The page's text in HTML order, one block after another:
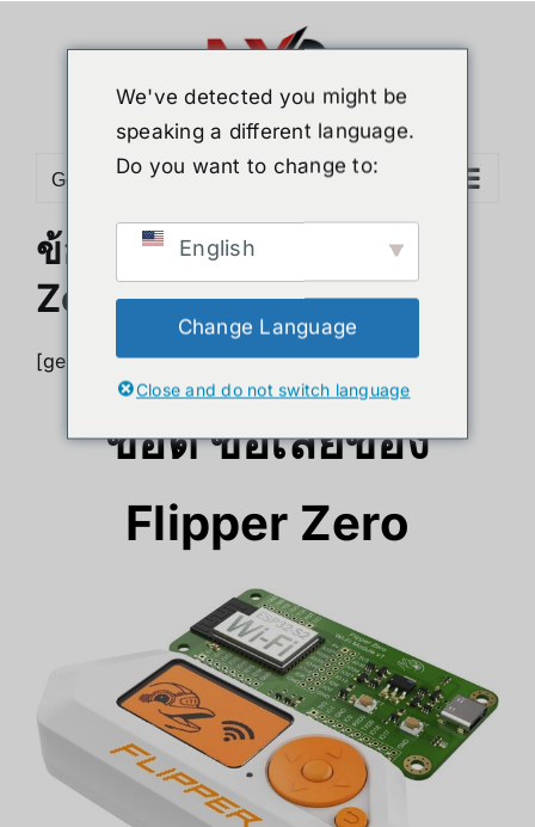
Go to...
ข้อดี ข้อเสียของ Flipper
Zero
[geoip country=”TH”]
ข้อดี ข้อเสียของ
Flipper Zero
We've detected you might be
speaking a different language.
Do you want to change to:
English
Change Language
Close and do not switch language